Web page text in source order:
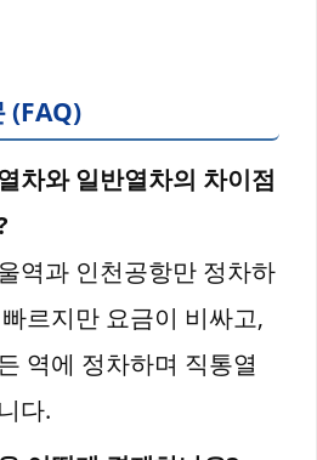
(FAQ)
차와 일반열차의 차이점
역과 인천공항만 정차하
르지만 요금이 비싸고,
역에 정차하며 직통열
다.